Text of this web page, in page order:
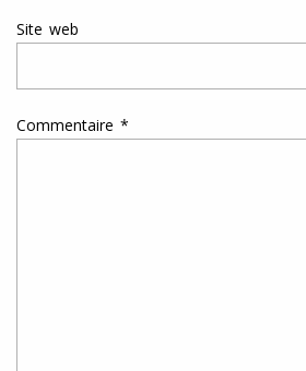
Site web
Commentaire *